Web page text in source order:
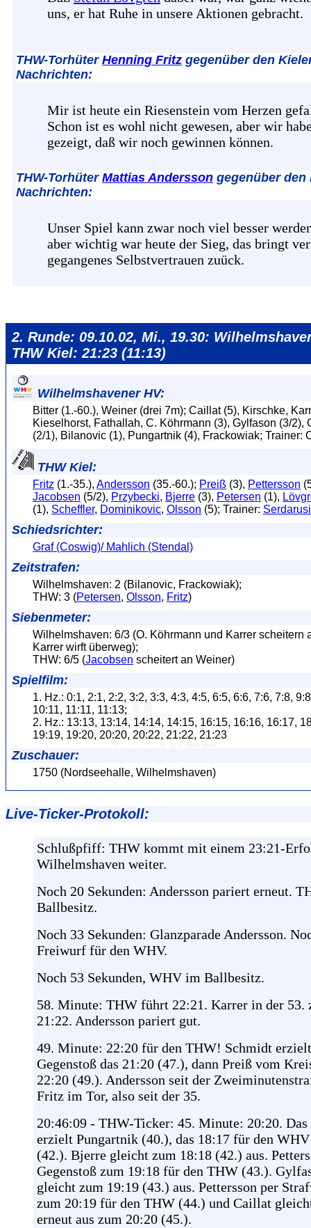
uns, er hat Ruhe in unsere Aktionen gebracht.
THW-Torhüter Henning Fritz gegenüber den
Nachrichten:
Mir ist heute ein Riesenstein vom Herzen
Schon ist es wohl nicht gewesen, aber wir
gezeigt, daß wir noch gewinnen können.
THW-Torhüter Mattias Andersson gegenüber den
Nachrichten:
Unser Spiel kann zwar noch viel besser
aber wichtig war heute der Sieg, das bringt
gegangenes Selbstvertrauen zuück.
2. Runde: 09.10.02, Mi., 19.30:
THW Kiel: 21:23 (11:13)
Wilhelmshavener HV:
Bitter (1.-60.), Weiner (drei 7m); Caillat (5), Kirschke,
Kieselhorst, Fathallah, C. Köhrmann (3), Gylfason (3/2),
(2/1), Bilanovic (1), Pungartnik (4), Frackowiak; Trainer:
THW Kiel:
Fritz (1.-35.), Andersson (35.-60.); Preiß (3), Pettersson
Jacobsen (5/2), Przybecki, Bjerre (3), Petersen (1),
(1), Scheffler, Dominikovic, Olsson (5); Trainer:
Schiedsrichter:
Graf (Coswig)/ Mahlich (Stendal)
Zeitstrafen:
Wilhelmshaven: 2 (Bilanovic, Frackowiak);
THW: 3 (Petersen, Olsson, Fritz)
Siebenmeter:
Wilhelmshaven: 6/3 (O. Köhrmann und Karrer scheitern
Karrer wirft überweg);
THW: 6/5 (Jacobsen scheitert an Weiner)
Spielfilm:
1. Hz.: 0:1, 2:1, 2:2, 3:2, 3:3, 4:3, 4:5, 6:5, 6:6, 7:6, 7:8,
10:11, 11:11, 11:13;
2. Hz.: 13:13, 13:14, 14:14, 14:15, 16:15, 16:16, 16:17,
19:19, 19:20, 20:20, 20:22, 21:22, 21:23
Zuschauer:
1750 (Nordseehalle, Wilhelmshaven)
Live-Ticker-Protokoll:
Schlußpfiff: THW kommt mit einem 23:21-
Wilhelmshaven weiter.
Noch 20 Sekunden: Andersson pariert erneut.
Ballbesitz.
Noch 33 Sekunden: Glanzparade Andersson.
Freiwurf für den WHV.
Noch 53 Sekunden, WHV im Ballbesitz.
58. Minute: THW führt 22:21. Karrer in der 53.
21:22. Andersson pariert gut.
49. Minute: 22:20 für den THW! Schmidt
Gegenstoß das 21:20 (47.), dann Preiß vom
22:20 (49.). Andersson seit der
Fritz im Tor, also seit der 35.
20:46:09 - THW-Ticker: 45. Minute: 20:20. Das
erzielt Pungartnik (40.), das 18:17 für den
(42.). Bjerre gleicht zum 18:18 (42.) aus.
Gegenstoß zum 19:18 für den THW (43.).
gleicht zum 19:19 (43.) aus. Pettersson per
zum 20:19 für den THW (44.) und Caillat
erneut aus zum 20:20 (45.).